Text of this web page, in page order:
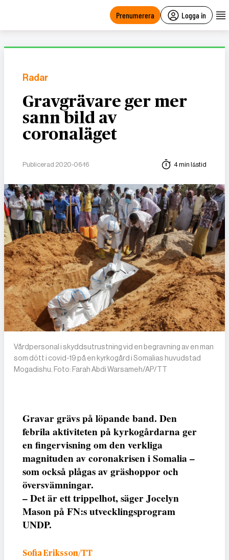
Prenumerera Logga in
Radar
Gravgrävare ger mer
sann bild av
coronaläget
Publicerad 2020-06-16 4 min lästid
Vårdpersonal i skyddsutrustning vid en begravning av en man
som dött i covid-19 på en kyrkogård i Somalias huvudstad
Mogadishu. Foto: Farah Abdi Warsameh/AP/TT
Gravar grävs på löpande band. Den
febrila aktiviteten på kyrkogårdarna ger
en fingervisning om den verkliga
magnituden av coronakrisen i Somalia –
som också plågas av gräshoppor och
översvämningar.
– Det är ett trippelhot, säger Jocelyn
Mason på FN:s utvecklingsprogram
UNDP.
Sofia Eriksson/TT